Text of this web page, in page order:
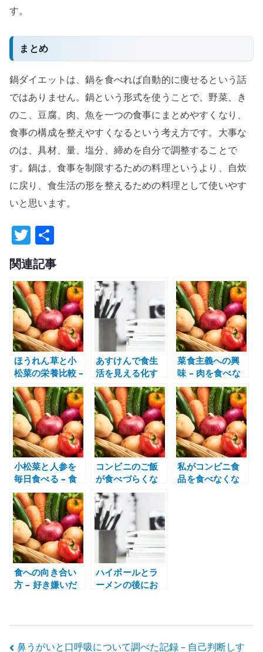
す。
まとめ
鍋ダイエットは、鍋を食べれば自動的に痩せるという話
ではありません。鍋という形式を使うことで、野菜、き
のこ、豆腐、肉、魚を一つの食事にまとめやすくなり、
食事の構成を整えやすくなるという考え方です。大事な
のは、具材、量、塩分、締めを自分で調整することで
す。鍋は、食事を制限するための料理というより、自炊
に戻り、食生活の形を整えるための料理として使いやす
いと思います。
T
w
it
te
r
有
関連記事
ほうれん草と小
松菜の栄養比較 –
鉄分・カルシウ
ム・使いやすさ
で選ぶ
あすけんで食生
活を見える化す
る – ダイエット
は記録から始ま
る
菜食主義への興
味 – 肉を食べな
い思想ではなく
食生活を見直す
視点
小松菜と人参を
毎日食べる – 食
生活を整えるた
めの野菜習慣
コンビニのご飯
が食べづらくな
ってきた – 自炊
に戻るきっかけ
私がコンビニ食
品を食べなくな
食への向き合い
方 – 好き嫌いだ
ハイボールとラ
ーメンの後にお
脂質の負担を考
鼻うがいと口呼吸について調べた記録 – 自己判断しす